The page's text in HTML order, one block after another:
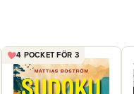
4 POCKET FÖR 3